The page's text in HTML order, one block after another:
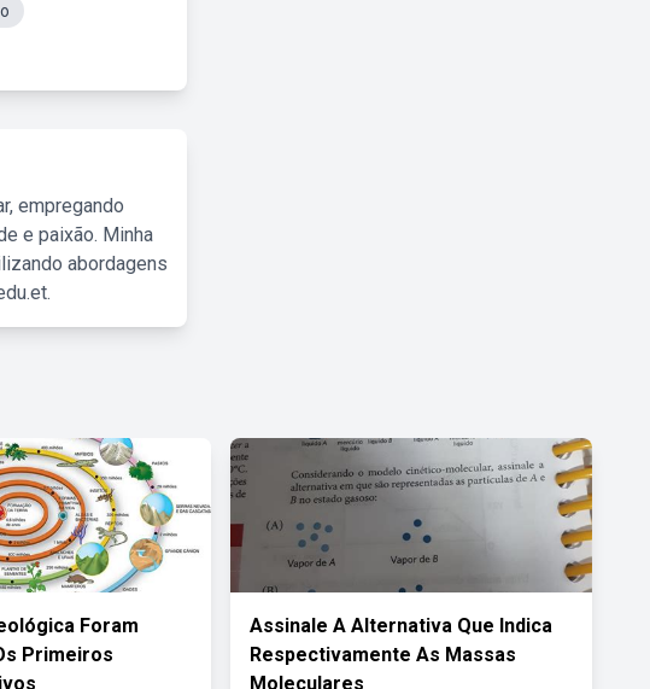
empregando
e paixão. Minha
abordagens
Foram
Primeiros
Assinale A Alternativa Que Indica
Respectivamente As Massas
Moleculares